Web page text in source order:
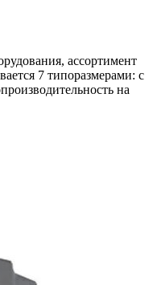
ассортимент
7 типоразмерами: с
на